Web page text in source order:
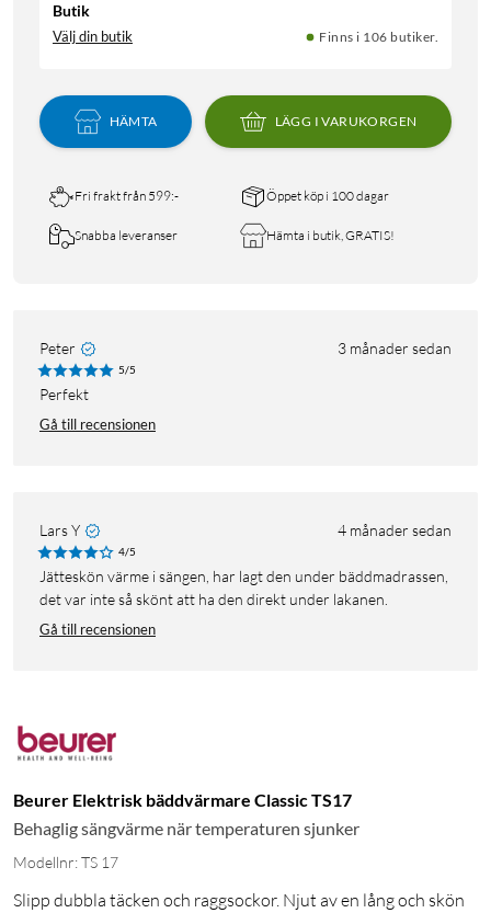
Butik
Välj din butik Finns i 106 butiker.
HÄMTA LÄGG I VARUKORGEN
Fri frakt från 599:- Öppet köp i 100 dagar
Snabba leveranser Hämta i butik, GRATIS!
Peter 3 månader sedan
5/5
Perfekt
Gå till recensionen
Lars Y 4 månader sedan
4/5
Jätteskön värme i sängen, har lagt den under bäddmadrassen,
det var inte så skönt att ha den direkt under lakanen.
Gå till recensionen
Beurer Elektrisk bäddvärmare Classic TS17
Behaglig sängvärme när temperaturen sjunker
Modellnr: TS 17
Slipp dubbla täcken och raggsockor. Njut av en lång och skön